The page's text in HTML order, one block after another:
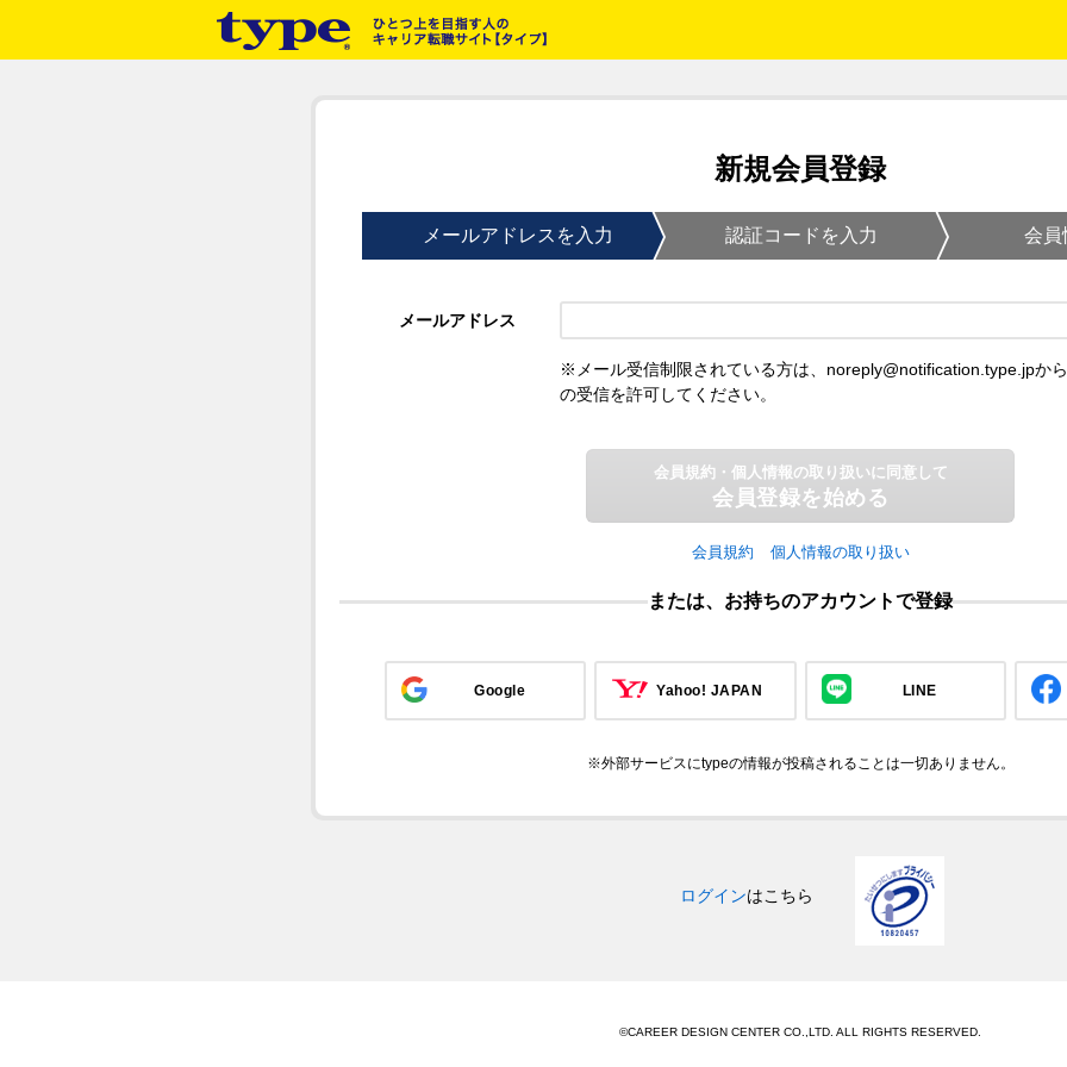
新規会員登録
メールアドレスを入力 認証コードを入力 会員
メールアドレス
※メール受信制限されている方は、noreply@notification.type.jpから
の受信を許可してください。
会員規約・個人情報の取り扱いに同意して
会員登録を始める
会員規約 個人情報の取り扱い
または、お持ちのアカウントで登録
Google Yahoo! JAPAN LINE
※外部サービスにtypeの情報が投稿されることは一切ありません。
ログインはこちら
©CAREER DESIGN CENTER CO.,LTD. ALL RIGHTS RESERVED.